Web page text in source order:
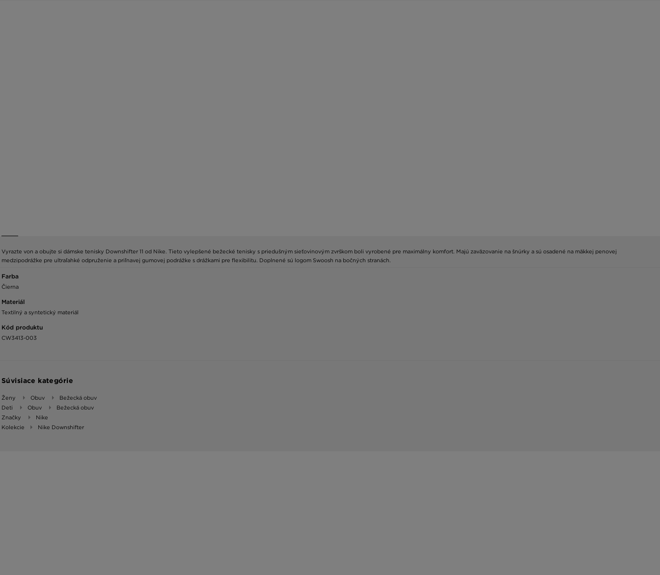
Vyrazte von a obujte si dámske tenisky Downshifter 11 od Nike. Tieto vylepšené bežecké tenisky s priedušným sieťovinovým zvrškom boli vyrobené pre maximálny komfort. Majú zaväzovanie na šnúrky a sú osadené na mäkkej penovej
medzipodrážke pre ultraľahké odpruženie a priľnavej gumovej podrážke s drážkami pre flexibilitu. Doplnené sú logom Swoosh na bočných stranách.
Farba
Čierna
Materiál
Textilný a syntetický materiál
Kód produktu
CW3413-003
Súvisiace kategórie
Ženy Obuv
Bežecká obuv
Deti
Obuv
Bežecká obuv
Značky
Nike
Kolekcie
Nike Downshifter